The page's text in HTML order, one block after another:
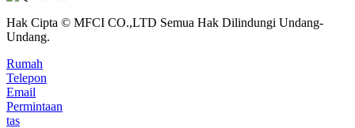
Hak Cipta © MFCI CO.,LTD Semua Hak Dilindungi Undang-
Undang.
Rumah
Telepon
Email
Permintaan
tas